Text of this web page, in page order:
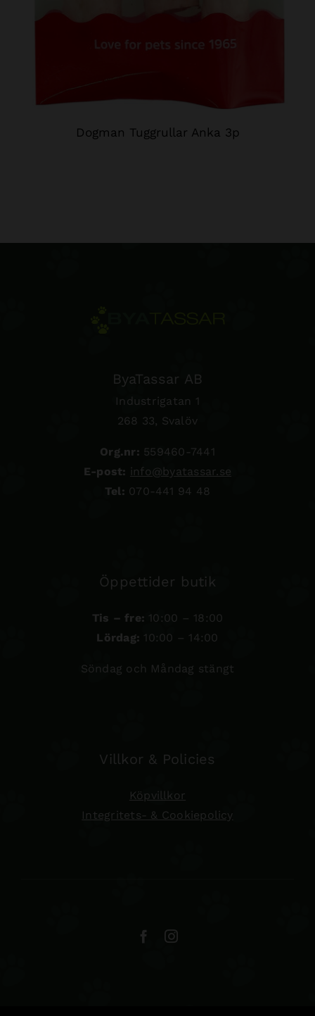
Dogman Tuggrullar Anka 3p
ByaTassar AB
Industrigatan 1
268 33, Svalöv
Org.nr: 559460-7441
E-post: info@byatassar.se
Tel: 070-441 94 48
Öppettider butik
Tis – fre: 10:00 – 18:00
Lördag: 10:00 – 14:00
Söndag och Måndag stängt
Villkor & Policies
Köpvillkor
Integritets- & Cookiepolicy